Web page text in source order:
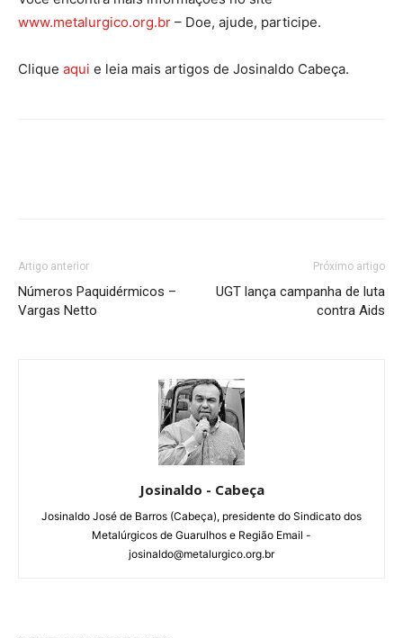
www.metalurgico.org.br – Doe, ajude, participe.
Clique aqui e leia mais artigos de Josinaldo Cabeça.
Artigo anterior
Números Paquidérmicos –
Vargas Netto
Próximo artigo
UGT lança campanha de luta
contra Aids
Josinaldo - Cabeça
Josinaldo José de Barros (Cabeça), presidente do Sindicato dos
Metalúrgicos de Guarulhos e Região Email -
josinaldo@metalurgico.org.br